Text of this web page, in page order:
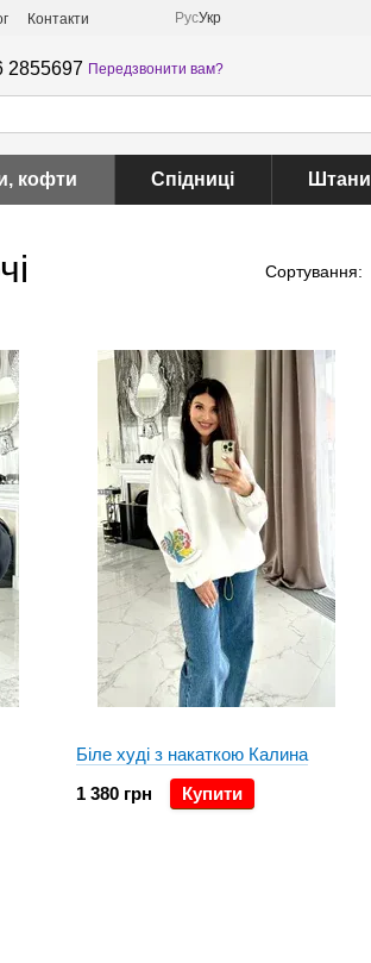
Контакти РусУкр
2855697 Передзвонити вам?
кофти Спідниці Штани
Сортування:
Біле худі з накаткою Калина
1 380 грн
Купити